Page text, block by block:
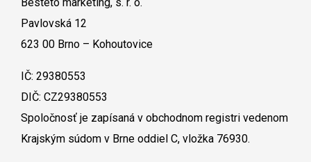
Pavlovská 12
623 00 Brno – Kohoutovice
IČ: 29380553
DIČ: CZ29380553
Spoločnosť je zapísaná v obchodnom registri vedenom
Krajským súdom v Brne oddiel C, vložka 76930.